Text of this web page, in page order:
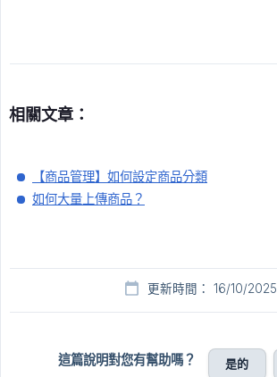
相關文章：
【商品管理】如何設定商品分類
如何大量上傳商品？
更新時間： 16/10/2025
這篇說明對您有幫助嗎？ 是的